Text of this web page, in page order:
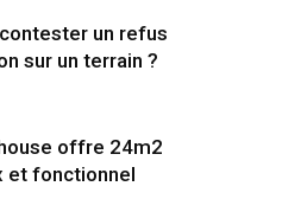
un refus
sur un terrain ?
offre 24m2
et fonctionnel